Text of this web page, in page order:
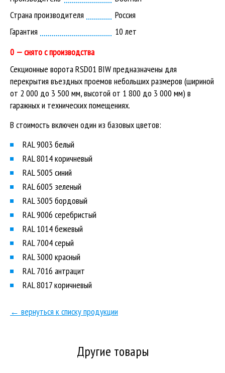
Страна производителя
Россия
Гарантия
10 лет
0 — снято с производства
Секционные ворота RSD01 BIW предназначены для
перекрытия въездных проемов небольших размеров (шириной
от 2 000 до 3 500 мм, высотой от 1 800 до 3 000 мм) в
гаражных и технических помещениях.
В стоимость включен один из базовых цветов:
RAL 9003 белый
RAL 8014 коричневый
RAL 5005 синий
RAL 6005 зеленый
RAL 3005 бордовый
RAL 9006 серебристый
RAL 1014 бежевый
RAL 7004 серый
RAL 3000 красный
RAL 7016 антрацит
RAL 8017 коричневый
← вернуться к списку продукции
Другие товары